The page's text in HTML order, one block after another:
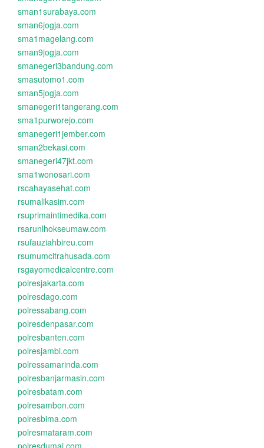
sman1surabaya.com
sman6jogja.com
sma1magelang.com
sman9jogja.com
smanegeri3bandung.com
smasutomo1.com
sman5jogja.com
smanegeri1tangerang.com
sma1purworejo.com
smanegeri1jember.com
sman2bekasi.com
smanegeri47jkt.com
sma1wonosari.com
rscahayasehat.com
rsumalikasim.com
rsuprimaintimedika.com
rsarunlhokseumaw.com
rsufauziahbireu.com
rsumumcitrahusada.com
rsgayomedicalcentre.com
polresjakarta.com
polresdago.com
polressabang.com
polresdenpasar.com
polresbanten.com
polresjambi.com
polressamarinda.com
polresbanjarmasin.com
polresbatam.com
polresambon.com
polresbima.com
polresmataram.com
polresdumai.com